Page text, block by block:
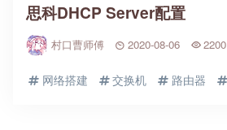
思科DHCP Server配置
村口曹师傅 2020-08-06 2200
网络搭建 交换机 路由器